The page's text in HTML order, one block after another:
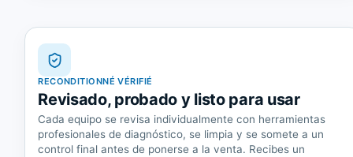
RECONDITIONNÉ VÉRIFIÉ
Revisado, probado y listo para usar
Cada equipo se revisa individualmente con herramientas
profesionales de diagnóstico, se limpia y se somete a un
control final antes de ponerse a la venta. Recibes un